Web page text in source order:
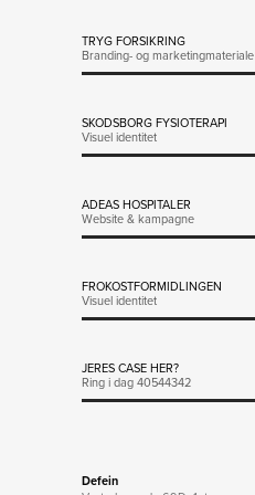
TRYG FORSIKRING
Branding- og marketingmateriale
SKODSBORG FYSIOTERAPI
Visuel identitet
ADEAS HOSPITALER
Website & kampagne
FROKOSTFORMIDLINGEN
Visuel identitet
JERES CASE HER?
Ring i dag 40544342
Defein